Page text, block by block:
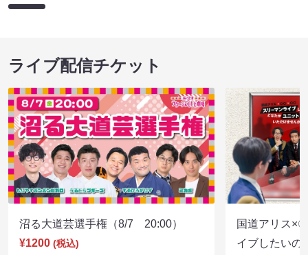
ライブ配信チケット
沼る大道芸選手権（8/7 20:00）
¥1200 (税込)
国道アリス×
イブしたいの